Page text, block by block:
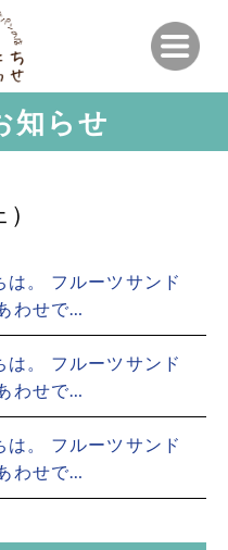
知らせ
。 フルーツサンド
わせで…
。 フルーツサンド
わせで…
。 フルーツサンド
わせで…